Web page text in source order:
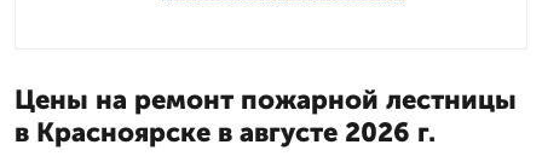
Цены на ремонт пожарной лестницы
в Красноярске в августе 2026 г.